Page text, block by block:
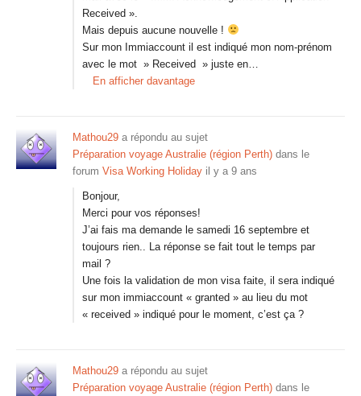
Received ».
Mais depuis aucune nouvelle !
Sur mon Immiaccount il est indiqué mon nom-prénom
avec le mot » Received » juste en…
En afficher davantage
Mathou29 a répondu au sujet
Préparation voyage Australie (région Perth) dans le
forum Visa Working Holiday il y a 9 ans
Bonjour,
Merci pour vos réponses!
J’ai fais ma demande le samedi 16 septembre et
toujours rien.. La réponse se fait tout le temps par
mail ?
Une fois la validation de mon visa faite, il sera indiqué
sur mon immiaccount « granted » au lieu du mot
« received » indiqué pour le moment, c’est ça ?
Mathou29 a répondu au sujet
Préparation voyage Australie (région Perth) dans le